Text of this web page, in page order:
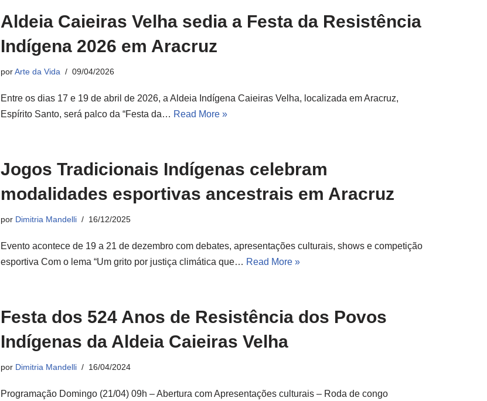
Aldeia Caieiras Velha sedia a Festa da Resistência
Indígena 2026 em Aracruz
porArte da Vida 09/04/2026
Entre os dias 17 e 19 de abril de 2026, a Aldeia Indígena Caieiras Velha, localizada em Aracruz,
Espírito Santo, será palco da “Festa da… Read More »
Jogos Tradicionais Indígenas celebram
modalidades esportivas ancestrais em Aracruz
por Dimitria Mandelli 16/12/2025
Evento acontece de 19 a 21 de dezembro com debates, apresentações culturais, shows e competição
esportiva Com o lema “Um grito por justiça climática que… Read More »
Festa dos 524 Anos de Resistência dos Povos
Indígenas da Aldeia Caieiras Velha
por Dimitria Mandelli 16/04/2024
Programação Domingo (21/04) 09h – Abertura com Apresentações culturais – Roda de congo